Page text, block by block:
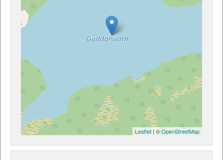
Leaflet| ©OpenStreetMap